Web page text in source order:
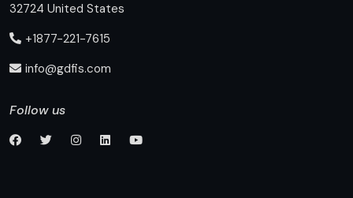
32724 United States
+1877-221-7615
info@gdfis.com
Follow us